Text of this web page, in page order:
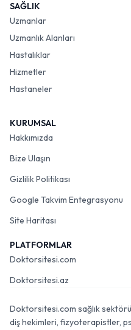
SAĞLIK
Uzmanlar
Uzmanlık Alanları
Hastalıklar
Hizmetler
Hastaneler
KURUMSAL
Hakkımızda
Bize Ulaşın
Gizlilik Politikası
Google Takvim Entegrasyonu
Site Haritası
PLATFORMLAR
Doktorsitesi.com
Doktorsitesi.az
Doktorsitesi.com sağlık
diş hekimleri, fizyoterapistler,